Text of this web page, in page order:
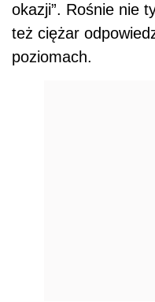
okazji”. Rośnie nie
też ciężar
poziomach.